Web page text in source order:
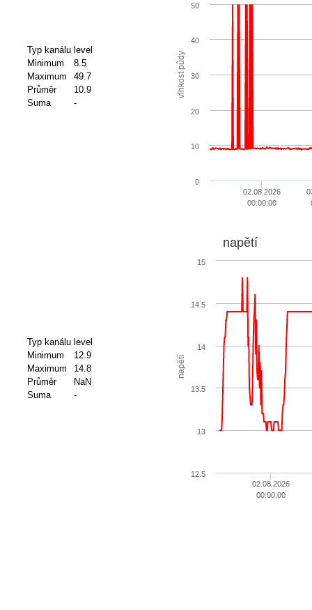
Typ kanálu level
Minimum
8.5
Maximum
49.7
Průměr
10.9
Suma
-
vlhkost půdy
02.08.2026
00:00:00
0
10
20
30
40
50
Typ kanálu level
Minimum
12.9
Maximum
14.8
Průměr
NaN
Suma
-
napětí
napětí
02.08.2026
00:00:00
12.5
13
13.5
14
14.5
15